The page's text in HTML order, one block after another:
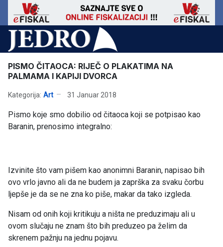
PISMO ČITAOCA: RIJEČ O PLAKATIMA NA
PALMAMA I KAPIJI DVORCA
Kategorija: Art 31 Januar 2018
Pismo koje smo dobilio od čitaoca koji se potpisao kao
Baranin, prenosimo integralno:
Izvinite što vam pišem kao anonimni Baranin, napisao bih
ovo vrlo javno ali da ne budem ja zaprška za svaku čorbu
ljepše je da se ne zna ko piše, makar da tako izgleda.
Nisam od onih koji kritikuju a ništa ne preduzimaju ali u
ovom slučaju ne znam što bih preduzeo pa želim da
skrenem pažnju na jednu pojavu.